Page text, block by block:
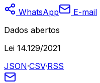
WhatsApp
E-mail
Dados abertos
Lei 14.129/2021
JSON·CSV·RSS